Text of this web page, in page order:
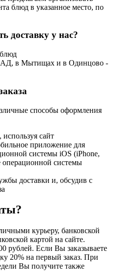
блюд в указанное место, по
доставку у нас?
в Мытищах и в Одинцово -
способы оформления
сайт
приложение для
системы iOS (iPhone,
операционной системы
доставки и, обсудив с
курьеру, банковской
картой на сайте.
рублей. Если Вы заказываете
20% на первый заказ. При
Вы получите также